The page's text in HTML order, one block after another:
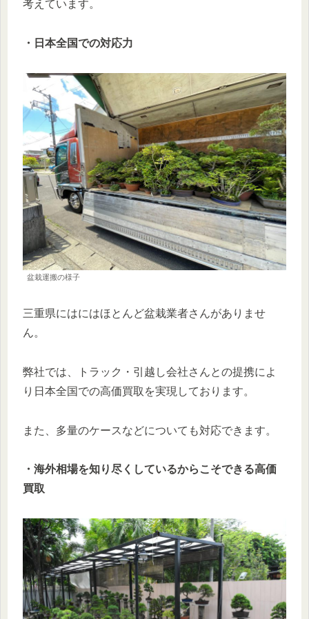
考えています。
・日本全国での対応力
盆栽運搬の様子
三重県にはにはほとんど盆栽業者さんがありませ
ん。
弊社では、トラック・引越し会社さんとの提携によ
り日本全国での高価買取を実現しております。
また、多量のケースなどについても対応できます。
・海外相場を知り尽くしているからこそできる高価
買取